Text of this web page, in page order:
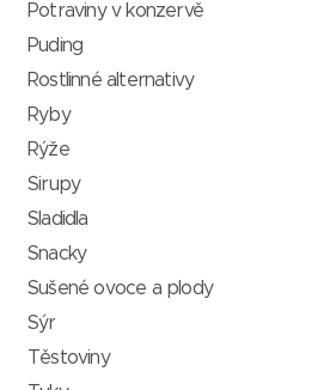
Potraviny v konzervě
Puding
Rostlinné alternativy
Ryby
Rýže
Sirupy
Sladidla
Snacky
Sušené ovoce a plody
Sýr
Těstoviny